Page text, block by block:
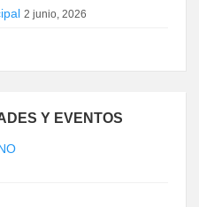
2 junio, 2026
Y EVENTOS